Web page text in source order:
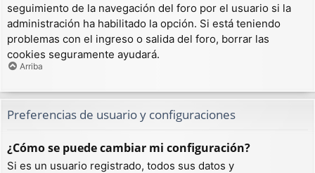
seguimiento de la navegación del foro por el usuario si la
administración ha habilitado la opción. Si está teniendo
problemas con el ingreso o salida del foro, borrar las
cookies seguramente ayudará.
Arriba
Preferencias de usuario y configuraciones
¿Cómo se puede cambiar mi configuración?
Si es un usuario registrado, todos sus datos y